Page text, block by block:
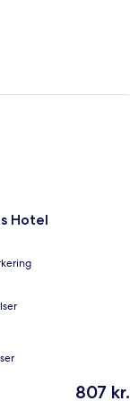
Hotel
Prisen
807 kr.